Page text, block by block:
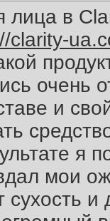
лица в
clarity-
и
я
мои
сухость